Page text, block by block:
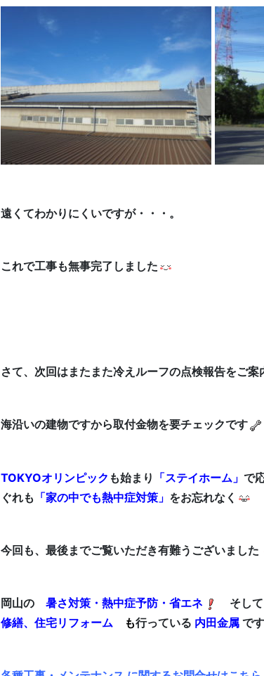
遠くてわかりにくいですが・・・。
これで工事も無事完了しました
さて、次回はまたまた冷えルーフの点検報告をご案
海沿いの建物ですから取付金物を要チェックです
TOKYOオリンピック も始まり 「ステイホーム」 で
ぐれも 「家の中でも熱中症対策」 をお忘れなく
今回も、最後までご覧いただき有難うございました
岡山の 暑さ対策・熱中症予防・省エネ そして
修繕、住宅リフォーム
も行っている 内田金属 で